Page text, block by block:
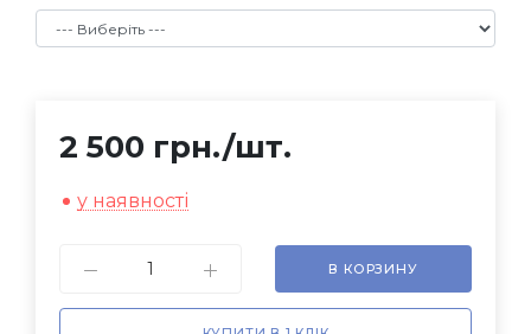
2 500 грн./шт.
у наявності
В КОРЗИНУ